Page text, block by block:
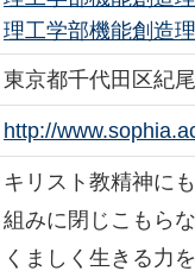
理工学部機能創造
東京都千代田区紀
http://
キリスト教精神に
組みに閉じこもら
くましく生きる力